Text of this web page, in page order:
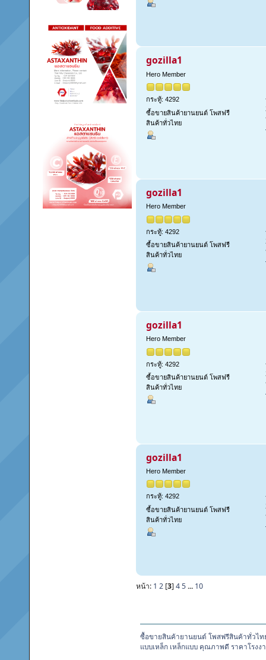
gozilla1
Hero Member
กระทู้: 4292
ซื้อขายสินค้ายานยนต์ โพสฟรี
สินค้าทั่วไทย
gozilla1
Hero Member
กระทู้: 4292
ซื้อขายสินค้ายานยนต์ โพสฟรี
สินค้าทั่วไทย
gozilla1
Hero Member
กระทู้: 4292
ซื้อขายสินค้ายานยนต์ โพสฟรี
สินค้าทั่วไทย
gozilla1
Hero Member
กระทู้: 4292
ซื้อขายสินค้ายานยนต์ โพสฟรี
สินค้าทั่วไทย
หน้า: 1 2 [3] 45... 10
ซื้อขายสินค้ายานยนต์ โพสฟรีสินค้าทั่วไท
แบบเหล็ก เหล็กแบบ คุณภาพดี ราคาโรง